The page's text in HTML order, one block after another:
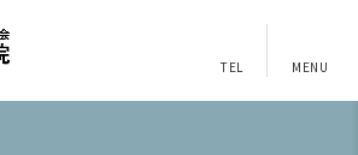
TEL MENU